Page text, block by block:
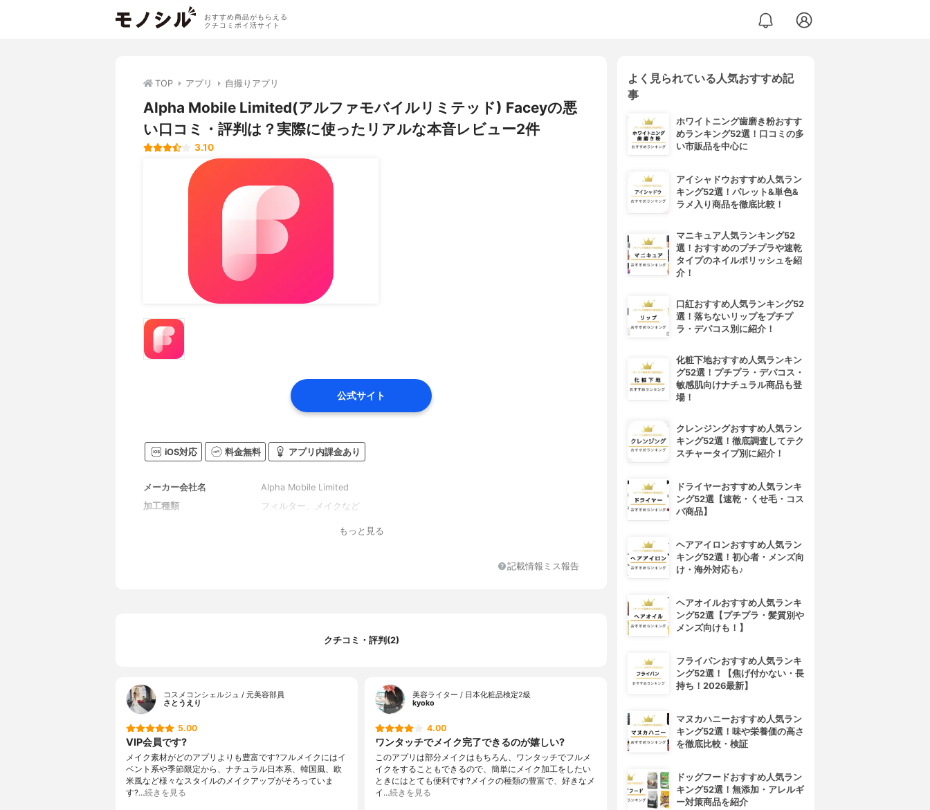
おすすめ商品がもらえる
クチコミポイ活サイト
TOP アプリ 自撮りアプリ
Alpha Mobile Limited(アルファモバイルリミテッド) Faceyの悪
い口コミ・評判は？実際に使ったリアルな本音レビュー2件
3.10
公式サイト
iOS対応 料金無料 アプリ内課金あり
メーカー会社名
Alpha Mobile Limited
加工種類
フィルター、メイクなど
もっと見る
記載情報ミス報告
クチコミ・評判(2)
コスメコンシェルジュ / 元美容部員
さとうえり
5.00
VIP会員です?
メイク素材がどのアプリよりも豊富です?フルメイクにはイ
ベント系や季節限定から、ナチュラル日本系、韓国風、欧
米風など様々なスタイルのメイクアップがそろっていま
す?…続きを見る
美容ライター / 日本化粧品検定2級
kyoko
4.00
ワンタッチでメイク完了できるのが嬉しい?
このアプリは部分メイクはもちろん、ワンタッチでフルメ
イクをすることもできるので、簡単にメイク加工をしたい
ときにはとても便利です?メイクの種類の豊富で、好きなメ
イ…続きを見る
よく見られている人気おすすめ記
事
ホワイトニング歯磨き粉おすす
めランキング52選！口コミの多
い市販品を中心に
アイシャドウおすすめ人気ラン
キング52選！パレット&単色&
ラメ入り商品を徹底比較！
マニキュア人気ランキング52
選！おすすめのプチプラや速乾
タイプのネイルポリッシュを紹
介！
口紅おすすめ人気ランキング52
選！落ちないリップをプチプ
ラ・デパコス別に紹介！
化粧下地おすすめ人気ランキン
グ52選！プチプラ・デパコス・
敏感肌向けナチュラル商品も登
場！
クレンジングおすすめ人気ラン
キング52選！徹底調査してテク
スチャータイプ別に紹介！
ドライヤーおすすめ人気ランキ
ング52選【速乾・くせ毛・コス
パ商品】
ヘアアイロンおすすめ人気ラン
キング52選！初心者・メンズ向
け・海外対応も♪
ヘアオイルおすすめ人気ランキ
ング52選【プチプラ・髪質別や
メンズ向けも！】
フライパンおすすめ人気ランキ
ング52選！【焦げ付かない・長
持ち！2026最新】
マヌカハニーおすすめ人気ラン
キング52選！味や栄養価の高さ
を徹底比較・検証
ドッグフードおすすめ人気ラン
キング52選！無添加・アレルギ
ー対策商品を紹介